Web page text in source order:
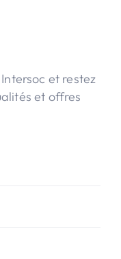
et restez
et offres